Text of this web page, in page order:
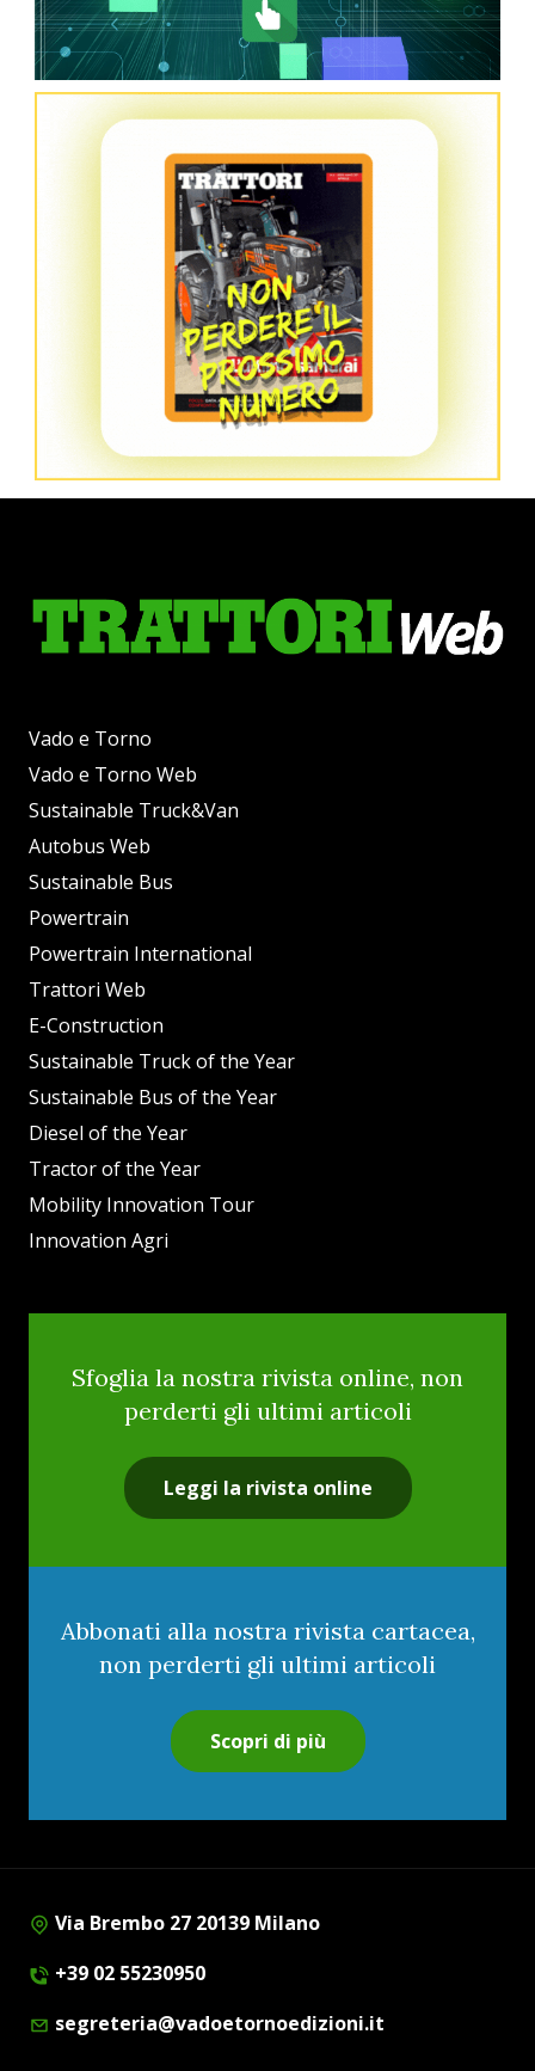
Vado e Torno
Vado e Torno Web
Sustainable Truck&Van
Autobus Web
Sustainable Bus
Powertrain
Powertrain International
Trattori Web
E-Construction
Sustainable Truck of the Year
Sustainable Bus of the Year
Diesel of the Year
Tractor of the Year
Mobility Innovation Tour
Innovation Agri
Sfoglia la nostra rivista online, non
perderti gli ultimi articoli
Leggi la rivista online
Abbonati alla nostra rivista cartacea,
non perderti gli ultimi articoli
Scopri di più
Via Brembo 27 20139 Milano
+39 02 55230950
segreteria@vadoetornoedizioni.it